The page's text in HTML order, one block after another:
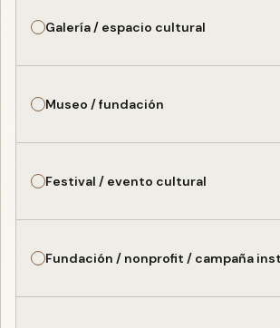
Galería / espacio cultural
Museo / fundación
Festival / evento cultural
Fundación / nonprofit / campaña